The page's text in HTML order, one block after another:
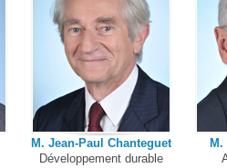
M. Jean-Paul Chanteguet
Développement durable